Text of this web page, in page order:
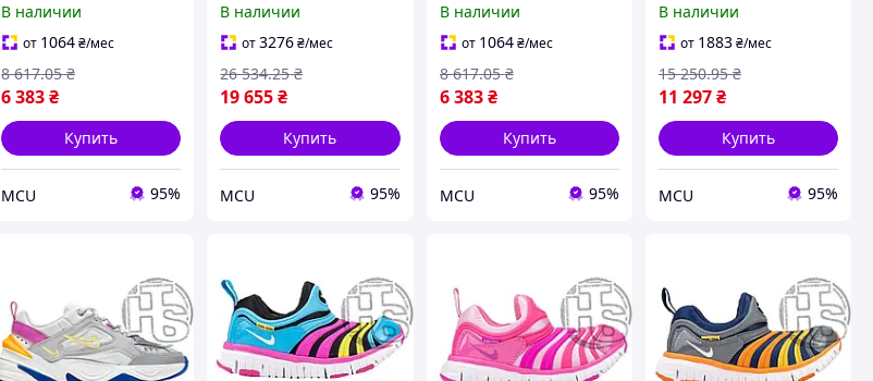
Flight Club 91 GS White
DM1685-100
В наличии
от 1064₴/мес
6 383₴
8 617.05 ₴
Купить
MCU 95%
Jordan 4 Retro Thunder
(2023) GS 408452-017
В наличии
от3276₴/мес
19 655₴
26 534.25 ₴
Купить
MCU 95%
Zion 2 Hyper Royal (GS)
DV0739-410
В наличии
от 1064 ₴/мес
6 383 ₴
8 617.05 ₴
Купить
MCU 95%
Jordan 3 Retro Dark Iris
(GS) DM0967-105
В наличии
от 1883₴/мес
11 297₴
15 250.95 ₴
Купить
MCU 95%